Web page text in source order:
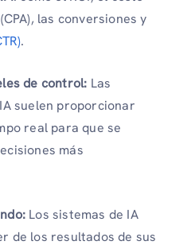
las conversiones y
.
de control: Las
suelen proporcionar
real para que se
más
Los sistemas de IA
de los resultados de sus